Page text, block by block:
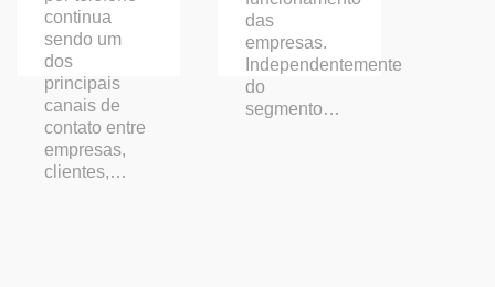
continua
sendo um
dos
principais
canais de
contato entre
empresas,
clientes,…
das
empresas.
Independentemente
do
segmento…